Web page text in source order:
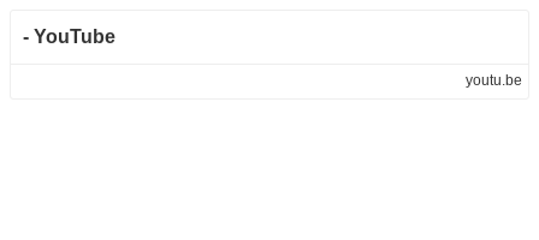
- YouTube
youtu.be